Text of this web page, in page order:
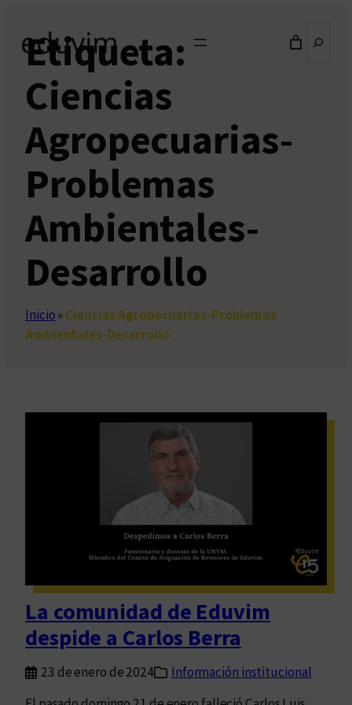
contenido
Etiqueta:
Ciencias
Agropecuarias-
Problemas
Ambientales-
Desarrollo
Inicio»Ciencias Agropecuarias-Problemas
Ambientales-Desarrollo
La comunidad de Eduvim
despide a Carlos Berra
23 de enero de 2024
Información institucional